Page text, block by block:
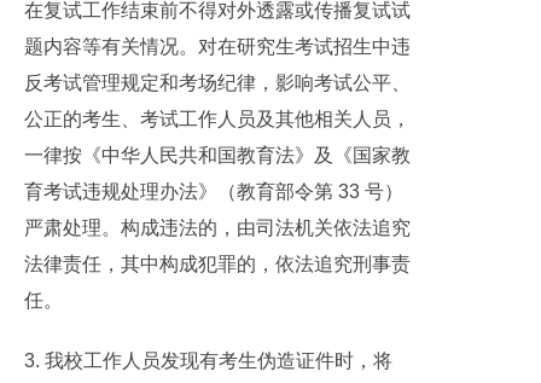
在复试工作结束前不得对外透露或传播复试试
题内容等有关情况。对在研究生考试招生中违
反考试管理规定和考场纪律，影响考试公平、
公正的考生、考试工作人员及其他相关人员，
一律按《中华人民共和国教育法》及《国家教
育考试违规处理办法》（教育部令第 33 号）
严肃处理。构成违法的，由司法机关依法追究
法律责任，其中构成犯罪的，依法追究刑事责
任。
3. 我校工作人员发现有考生伪造证件时，将